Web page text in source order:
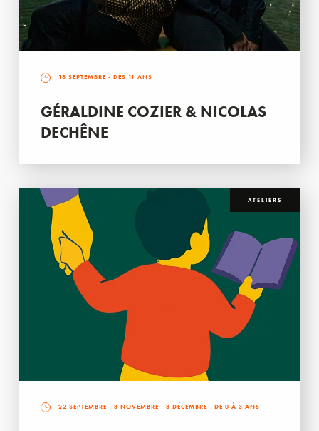
18 SEPTEMBRE - DÈS 11 ANS
GÉRALDINE COZIER & NICOLAS
DECHÊNE
ATELIERS
22 SEPTEMBRE - 3 NOVEMBRE - 8 DÉCEMBRE - DE 0 À 3 ANS